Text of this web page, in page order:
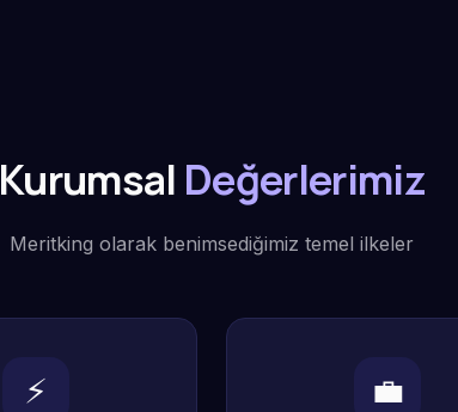
Kurumsal Değerlerimiz
Meritking olarak benimsediğimiz temel ilkeler
⚡ 💼